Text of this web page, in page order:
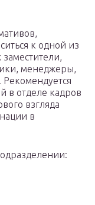
к одной из
менеджеры,
Рекомендуется
в отделе кадров
взгляда
в